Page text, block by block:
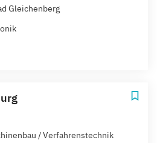
Gleichenberg
/ Verfahrenstechnik